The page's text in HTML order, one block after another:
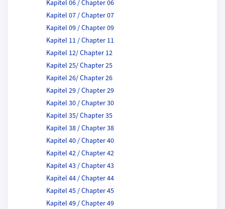
Kapitel 06 / Chapter 06
Kapitel 07 / Chapter 07
Kapitel 09 / Chapter 09
Kapitel 11 / Chapter 11
Kapitel 12/ Chapter 12
Kapitel 25/ Chapter 25
Kapitel 26/ Chapter 26
Kapitel 29 / Chapter 29
Kapitel 30 / Chapter 30
Kapitel 35/ Chapter 35
Kapitel 38 / Chapter 38
Kapitel 40 / Chapter 40
Kapitel 42 / Chapter 42
Kapitel 43 / Chapter 43
Kapitel 44 / Chapter 44
Kapitel 45 / Chapter 45
Kapitel 49 / Chapter 49